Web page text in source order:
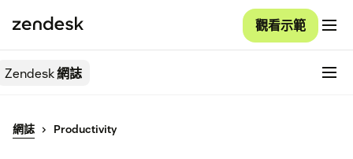
觀看示範
Zendesk網誌
網誌 Productivity